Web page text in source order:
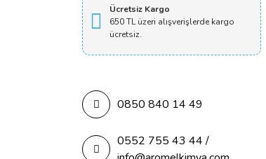
Ücretsiz Kargo
650 TL üzeri alışverişlerde kargo
ücretsiz.
0850 840 14 49
0552 755 43 44 /